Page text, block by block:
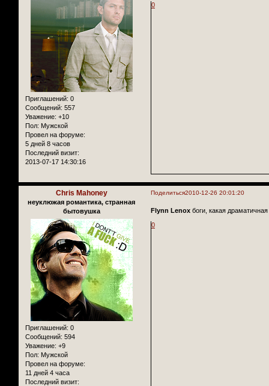
Приглашений: 0
Сообщений: 557
Уважение: +10
Пол: Мужской
Провел на форуме:
5 дней 8 часов
Последний визит:
2013-07-17 14:30:16
0
Поделиться2010-12-26 20:01:20
Chris Mahoney
неуклюжая романтика, странная
бытовушка
Приглашений: 0
Сообщений: 594
Уважение: +9
Пол: Мужской
Провел на форуме:
11 дней 4 часа
Последний визит:
Flynn Lenox боги, какая
0